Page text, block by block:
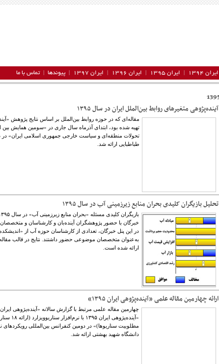
ایران ۱۳۹۴ ایران ۱۳۹۵ ایران ۱۳۹۶ ایران ۱۳۹۷ پیوندها تماس با ما
آینده‌پژوهی متغیرهای روابط بین‌الملل ایران در سال ۱۳۹۵
تهیه شده بود، ابتدای آذرماه سال جاری در «سومین همایش بین
تحولات منطقه‌ای و سیاست خارجی جمهوری اسلامی ایران» در
طباطبایی ارائه شد.
تحلیل بازیگران کلیدی بحران منابع زیرزمینی آب در سال ۱۳۹۵
خبرگان با حضور پژوهشگران آینده‌بان و کارشناسان و
در این پنل خبرگان، تعدادی از کارشناسان حوزه آب از
به‌عنوان متخصصان موضوعی حضور داشتند. نتایج در قالب
ارائه شده است.
ارائه چهارمین مقاله علمی «آینده‌‏پژوهی ایران ۱۳۹۵»
«آینده‌پژوهی
مطلوبیت سناریوها)» در دومین کنفرانس بین‌المللی رویکردهای
دانشگاه شهید بهشتی ارائه شد.